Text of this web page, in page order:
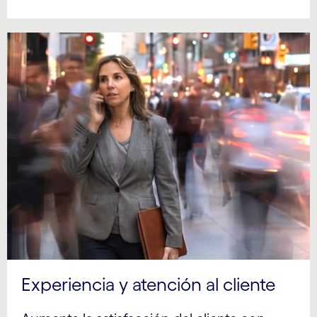
Experiencia y atención al cliente